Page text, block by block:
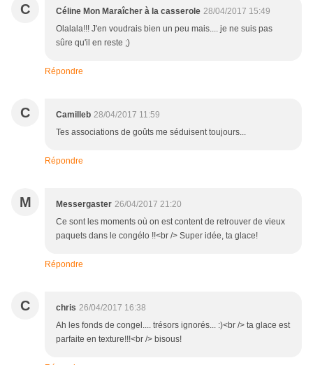
C Céline Mon Maraîcher à la casserole 28/04/2017 15:49
Olalala!!! J'en voudrais bien un peu mais.... je ne suis pas
sûre qu'il en reste ;)
Répondre
C Camilleb 28/04/2017 11:59
Tes associations de goûts me séduisent toujours...
Répondre
M Messergaster 26/04/2017 21:20
Ce sont les moments où on est content de retrouver de vieux
paquets dans le congélo !!<br /> Super idée, ta glace!
Répondre
C chris 26/04/2017 16:38
Ah les fonds de congel.... trésors ignorés... :)<br /> ta glace est
parfaite en texture!!!<br /> bisous!